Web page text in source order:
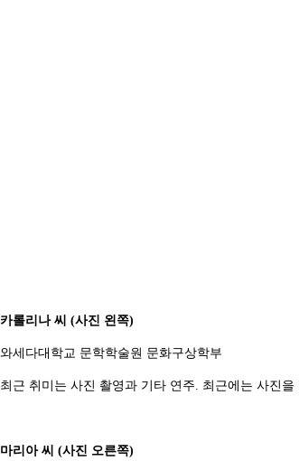
카롤리나 씨 (사진 왼쪽)
와세다대학교 문학학술원 문화구상학부
최근 취미는 사진 촬영과 기타 연주. 최근에는 사진
마리아 씨 (사진 오른쪽)